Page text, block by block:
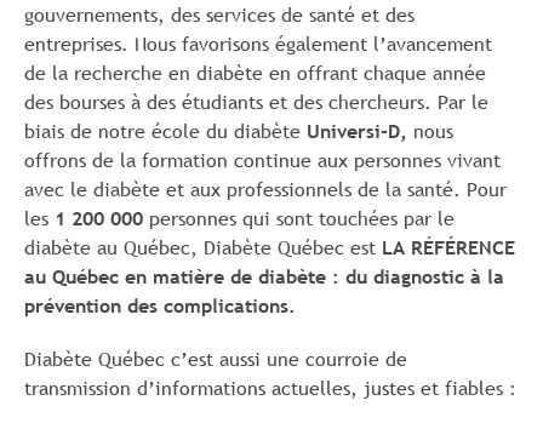
gouvernements, des services de santé et des
entreprises. Nous favorisons également l’avancement
de la recherche en diabète en offrant chaque année
des bourses à des étudiants et des chercheurs. Par le
biais de notre école du diabète Universi-D, nous
offrons de la formation continue aux personnes vivant
avec le diabète et aux professionnels de la santé. Pour
les 1 200 000 personnes qui sont touchées par le
diabète au Québec, Diabète Québec est LA RÉFÉRENCE
au Québec en matière de diabète : du diagnostic à la
prévention des complications.
Diabète Québec c’est aussi une courroie de
transmission d’informations actuelles, justes et fiables :